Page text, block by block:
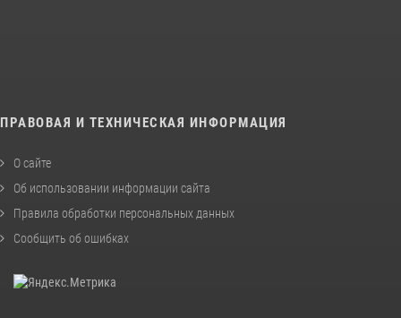
ПРАВОВАЯ И ТЕХНИЧЕСКАЯ ИНФОРМАЦИЯ
О сайте
Об использовании информации сайта
Правила обработки персональных данных
Сообщить об ошибках